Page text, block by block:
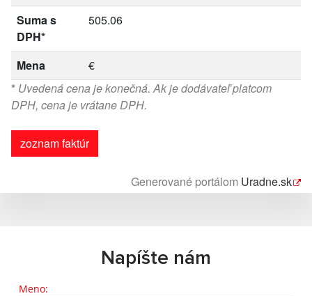
Suma s
DPH*
505.06
Mena
€
* Uvedená cena je konečná. Ak je dodávateľ platcom
DPH, cena je vrátane DPH.
zoznam faktúr
Generované portálom Uradne.sk
Napíšte nám
Meno: